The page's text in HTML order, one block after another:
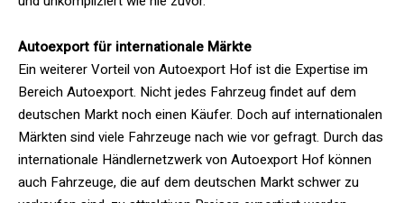
Autoexport für internationale Märkte
Ein weiterer Vorteil von Autoexport Hof ist die Expertise im
Bereich Autoexport. Nicht jedes Fahrzeug findet auf dem
deutschen Markt noch einen Käufer. Doch auf internationalen
Märkten sind viele Fahrzeuge nach wie vor gefragt. Durch das
internationale Händlernetzwerk von Autoexport Hof können
auch Fahrzeuge, die auf dem deutschen Markt schwer zu